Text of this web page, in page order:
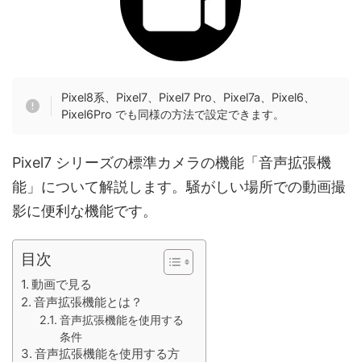
Pixel8系、Pixel7、Pixel7 Pro、Pixel7a、Pixel6、
Pixel6Pro でも同様の方法で設定できます。
Pixel7 シリーズの標準カメラの機能「音声拡張機
能」について解説します。騒がしい場所での動画撮
影に便利な機能です。
目次
動画で見る
音声拡張機能とは？
音声拡張機能を使用する
条件
音声拡張機能を使用する方